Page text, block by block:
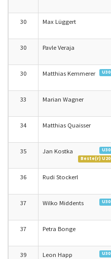
30 Max Lüggert
30 Pavle Veraja
30 Matthias Kemmerer U30
33 Marian Wagner
34 Matthias Quaisser
35 Jan Kostka
U30
Beste(r) U20
36 Rudi Stockerl
37 Wilko Middents U30
37 Petra Bonge
39 Leon Happ U30